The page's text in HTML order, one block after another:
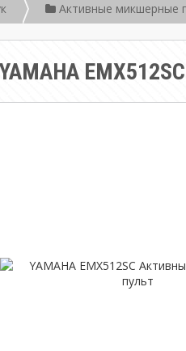
Активные микшерные